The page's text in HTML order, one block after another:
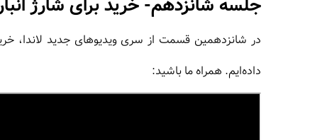
در شانزدهمین قسمت از سری ویدیوهای جدید لاندا،
داده‌ایم. همراه ما باشید: